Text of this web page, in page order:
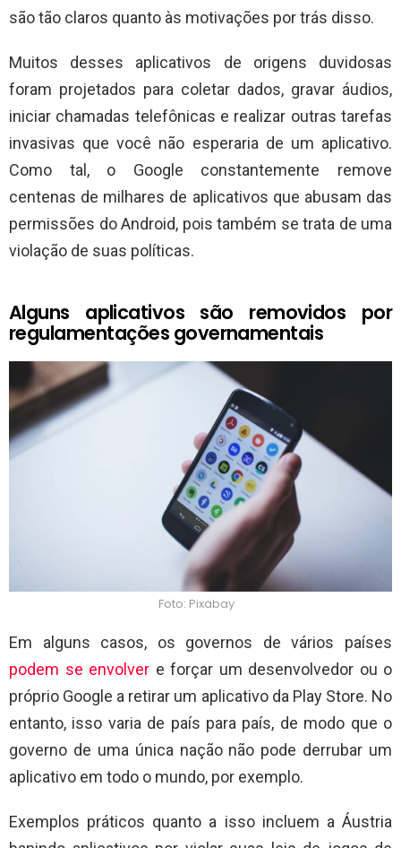
são tão claros quanto às motivações por trás disso.
Muitos desses aplicativos de origens duvidosas
foram projetados para coletar dados, gravar áudios,
iniciar chamadas telefônicas e realizar outras tarefas
invasivas que você não esperaria de um aplicativo.
Como tal, o Google constantemente remove
centenas de milhares de aplicativos que abusam das
permissões do Android, pois também se trata de uma
violação de suas políticas.
Alguns aplicativos são removidos por
regulamentações governamentais
Foto: Pixabay
Em alguns casos, os governos de vários países
podem se envolver e forçar um desenvolvedor ou o
próprio Google a retirar um aplicativo da Play Store. No
entanto, isso varia de país para país, de modo que o
governo de uma única nação não pode derrubar um
aplicativo em todo o mundo, por exemplo.
Exemplos práticos quanto a isso incluem a Áustria